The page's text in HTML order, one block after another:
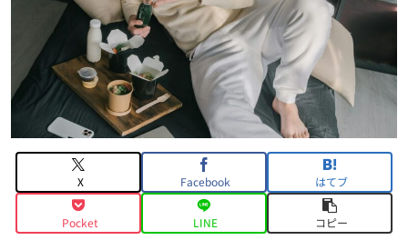
X Facebook はてブ
Pocket LINE コピー